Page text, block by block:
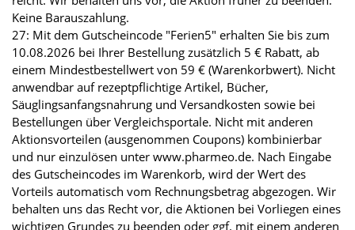
Keine Barauszahlung.
27: Mit dem Gutscheincode "Ferien5" erhalten Sie bis zum
10.08.2026 bei Ihrer Bestellung zusätzlich 5 € Rabatt, ab
einem Mindestbestellwert von 59 € (Warenkorbwert). Nicht
anwendbar auf rezeptpflichtige Artikel, Bücher,
Säuglingsanfangsnahrung und Versandkosten sowie bei
Bestellungen über Vergleichsportale. Nicht mit anderen
Aktionsvorteilen (ausgenommen Coupons) kombinierbar
und nur einzulösen unter www.pharmeo.de. Nach Eingabe
des Gutscheincodes im Warenkorb, wird der Wert des
Vorteils automatisch vom Rechnungsbetrag abgezogen. Wir
behalten uns das Recht vor, die Aktionen bei Vorliegen eines
wichtigen Grundes zu beenden oder ggf. mit einem anderen